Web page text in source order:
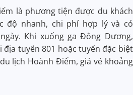
là phương tiện được du khách
độ nhanh, chi phí hợp lý và có
Khi xuống ga Đông Dương,
tuyến 801 hoặc tuyến đặc biệt
lịch Hoành Điếm, giá vé khoảng